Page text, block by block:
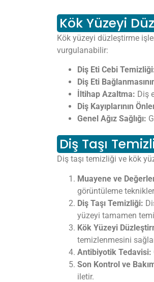
Kök Yüzeyi
Kök yüzeyi düzleştirme
vurgulanabilir:
Diş Eti Cebi
Diş Eti
İltihap Azaltma: Diş
Diş Kayıplarının
Genel Ağız Sağlığı:
Diş Taşı
Diş taşı temizliği ve kök
Muayene ve
görüntüleme
Diş Taşı Temizliği:
yüzeyi tamamen
Kök Yüzeyi
temizlenmesini
Antibiyotik Tedavisi:
Son Kontrol ve
iletir.